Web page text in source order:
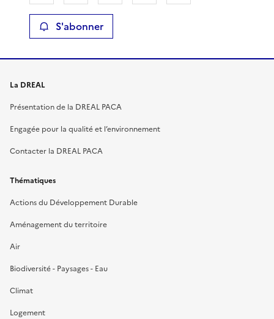
S'abonner
La DREAL
Présentation de la DREAL PACA
Engagée pour la qualité et l’environnement
Contacter la DREAL PACA
Thématiques
Actions du Développement Durable
Aménagement du territoire
Air
Biodiversité - Paysages - Eau
Climat
Logement